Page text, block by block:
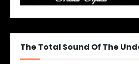
The Total Sound Of The